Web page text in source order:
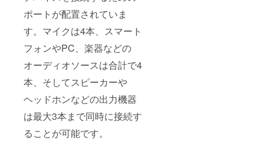
ポートが配置されていま
す。マイクは4本、スマート
フォンやPC、楽器などの
オーディオソースは合計で4
本、そしてスピーカーや
ヘッドホンなどの出力機器
は最大3本まで同時に接続す
ることが可能です。